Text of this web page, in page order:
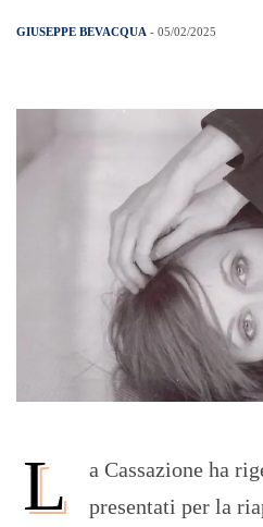
GIUSEPPE BEVACQUA - 05/02/2025
L
a Cassazione ha
presentati per la